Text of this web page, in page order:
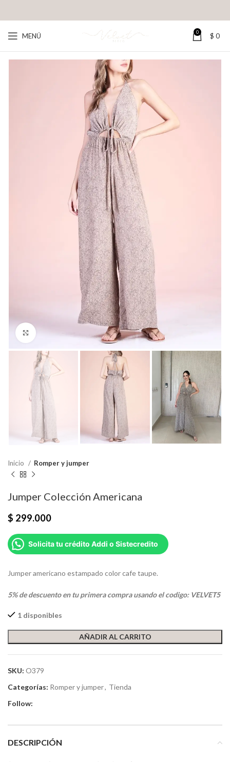
MENÚ 0 $ 0
Click para agrandar
Inicio Romper y jumper
Jumper Colección Americana
$ 299.000
Solicita tu crédito Addi o Sistecredito
Jumper americano estampado color cafe taupe.
5% de descuento en tu primera compra usando el codigo: VELVET5
1 disponibles
AÑADIR AL CARRITO
SKU: O379
Categorías: Romper y jumper, Tienda
Follow:
DESCRIPCIÓN